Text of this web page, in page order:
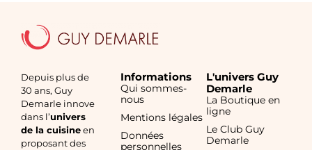
Depuis plus de
30 ans, Guy
Demarle innove
dans l’univers
de la cuisineen
proposant des
Informations
Qui sommes-
nous
Mentions légales
Données
personnelles
L'univers Guy
Demarle
La Boutique en
ligne
Le Club Guy
Demarle